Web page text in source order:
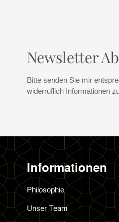
Newsletter
Bitte senden Sie mir
widerruflich Informationen
Informationen
Philosophie
Unser Team